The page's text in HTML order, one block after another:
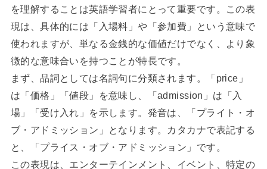
を理解することは英語学習者にとって重要です。この表
現は、具体的には「入場料」や「参加費」という意味で
使われますが、単なる金銭的な価値だけでなく、より象
徴的な意味合いを持つことが特長です。
まず、品詞としては名詞句に分類されます。「price」
は「価格」「値段」を意味し、「admission」は「入
場」「受け入れ」を示します。発音は、「プライト・オ
ブ・アドミッション」となります。カタカナで表記する
と、「プライス・オブ・アドミッション」です。
この表現は、エンターテインメント、イベント、特定の